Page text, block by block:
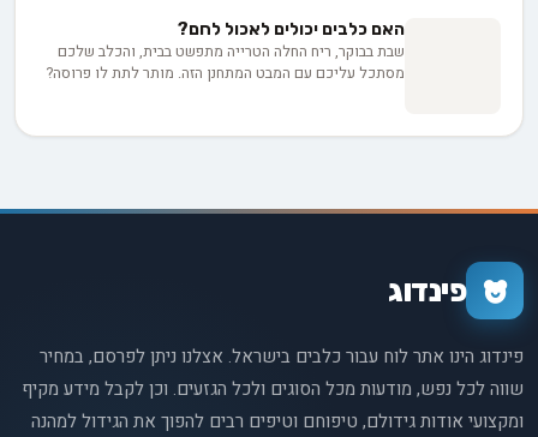
להגנה על הכלב שלהם מפני סכנות נסתרות אלו.
האם כלבים יכולים לאכול לחם?
שבת בבוקר, ריח החלה הטרייה מתפשט בבית, והכלב שלכם
מסתכל עליכם עם המבט המתחנן הזה. מותר לתת לו פרוסה?
פינדוג
פינדוג הינו אתר לוח עבור כלבים בישראל. אצלנו ניתן לפרסם, במחיר
שווה לכל נפש, מודעות מכל הסוגים ולכל הגזעים. וכן לקבל מידע מקיף
ומקצועי אודות גידולם, טיפוחם וטיפים רבים להפוך את הגידול למהנה